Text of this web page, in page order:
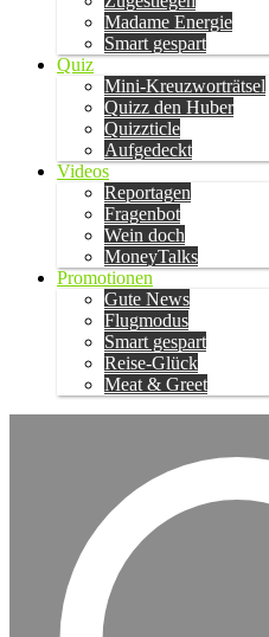
Madame Energie
Smart gespart
Quiz
Mini-Kreuzworträtsel
Quizz den Huber
Quizzticle
Aufgedeckt
Videos
Reportagen
Fragenbot
Wein doch
MoneyTalks
Promotionen
Gute News
Flugmodus
Smart gespart
Reise-Glück
Meat & Greet